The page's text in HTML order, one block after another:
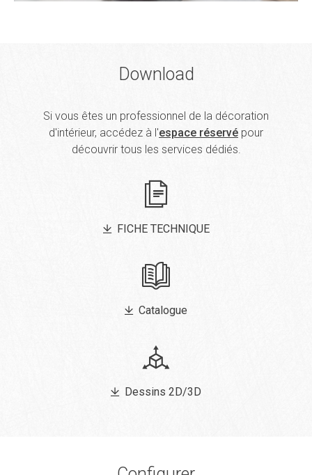
Download
Si vous êtes un professionnel de la décoration
d'intérieur, accédez à l'espace réservé pour
découvrir tous les services dédiés.
FICHE TECHNIQUE
Catalogue
Dessins 2D/3D